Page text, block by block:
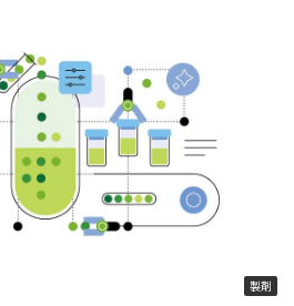
製剤